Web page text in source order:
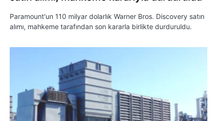
Paramount'un 110 milyar dolarlık Warner Bros. Discovery satın
alımı, mahkeme tarafından son kararla birlikte durduruldu.